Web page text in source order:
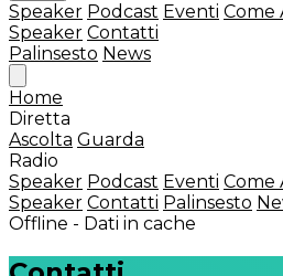
Speaker Podcast Eventi Come
Speaker Contatti
Palinsesto News
Home
Diretta
Ascolta Guarda
Radio
Speaker Podcast Eventi Come
Speaker Contatti Palinsesto
Offline - Dati in cache